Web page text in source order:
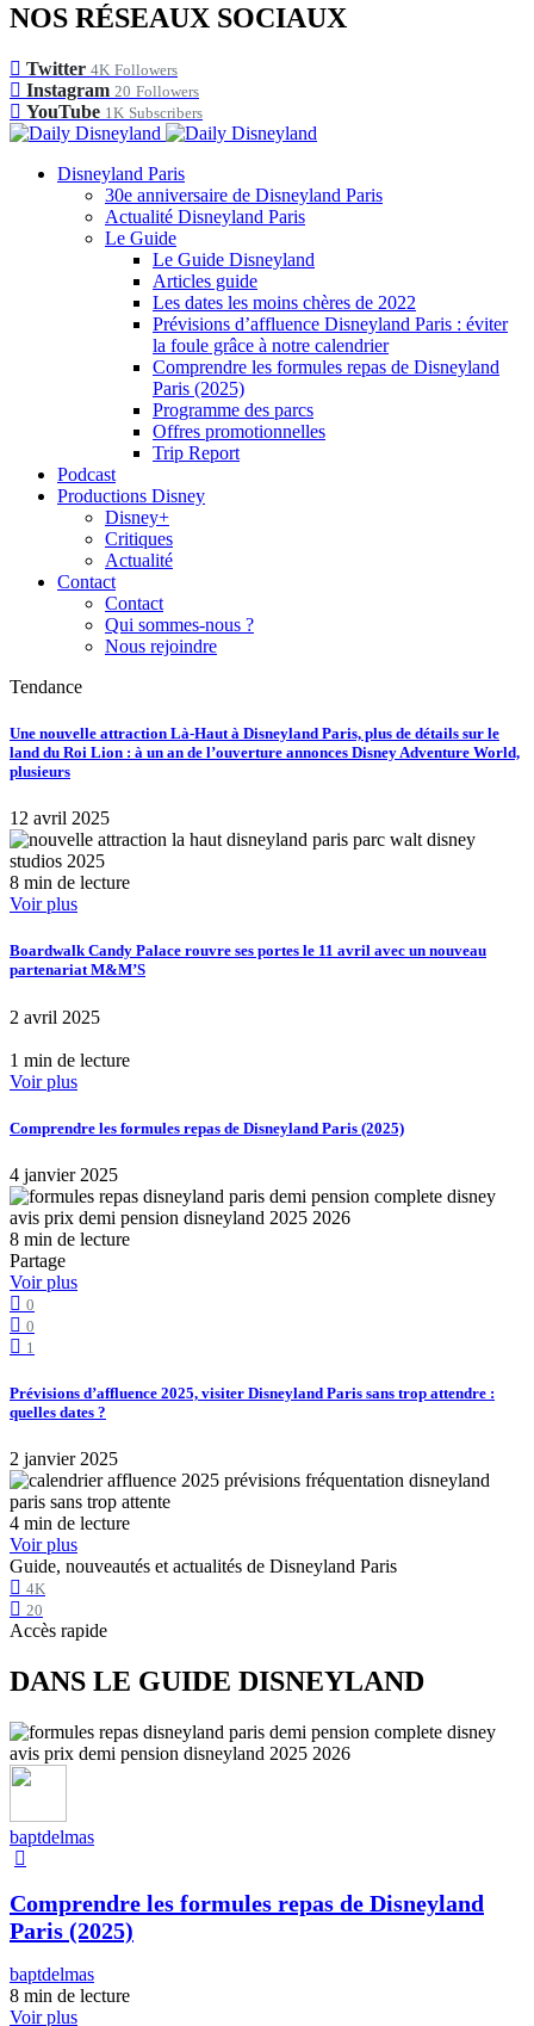
NOS RÉSEAUX SOCIAUX
Twitter 4K Followers
Instagram 20 Followers
YouTube 1K Subscribers
Disneyland Paris
30e anniversaire de Disneyland Paris
Actualité Disneyland Paris
Le Guide
Le Guide Disneyland
Articles guide
Les dates les moins chères de 2022
Prévisions d’affluence Disneyland Paris : éviter
la foule grâce à notre calendrier
Comprendre les formules repas de Disneyland
Paris (2025)
Programme des parcs
Offres promotionnelles
Trip Report
Podcast
Productions Disney
Disney+
Critiques
Actualité
Contact
Contact
Qui sommes-nous ?
Nous rejoindre
Tendance
Une nouvelle attraction Là-Haut à Disneyland Paris, plus de détails sur le
land du Roi Lion : à un an de l’ouverture annonces Disney Adventure World,
plusieurs
12 avril 2025
8 min de lecture
Voir plus
Boardwalk Candy Palace rouvre ses portes le 11 avril avec un nouveau
partenariat M&M’S
2 avril 2025
1 min de lecture
Voir plus
Comprendre les formules repas de Disneyland Paris (2025)
4 janvier 2025
8 min de lecture
Partage
Voir plus
0
0
1
Prévisions d’affluence 2025, visiter Disneyland Paris sans trop attendre :
quelles dates ?
2 janvier 2025
4 min de lecture
Voir plus
Guide, nouveautés et actualités de Disneyland Paris
4K
20
Accès rapide
DANS LE GUIDE DISNEYLAND
baptdelmas
Comprendre les formules repas de Disneyland
Paris (2025)
baptdelmas
8 min de lecture
Voir plus